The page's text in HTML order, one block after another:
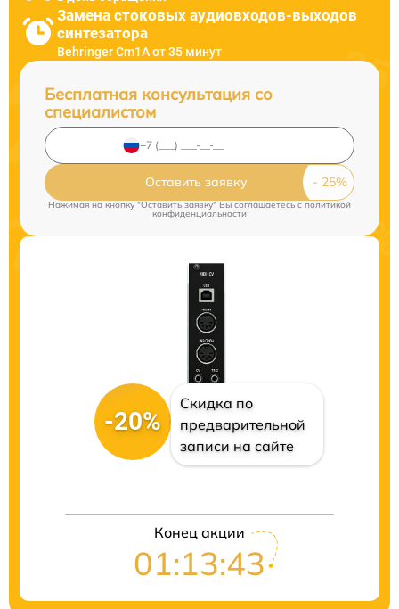
Замена стоковых аудиовходов-выходов
синтезатора
Behringer Cm1A от 35 минут
Бесплатная консультация со
специалистом
Оставить заявку
Нажимая на кнопку "Оставить заявку" Вы соглашаетесь cполитикой
конфиденциальности
-20%
Скидка по
предварительной
записи на сайте
Конец акции
01:13:42